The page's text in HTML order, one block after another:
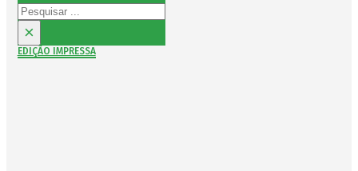
Pesquisar
×
EDIÇÃO IMPRESSA